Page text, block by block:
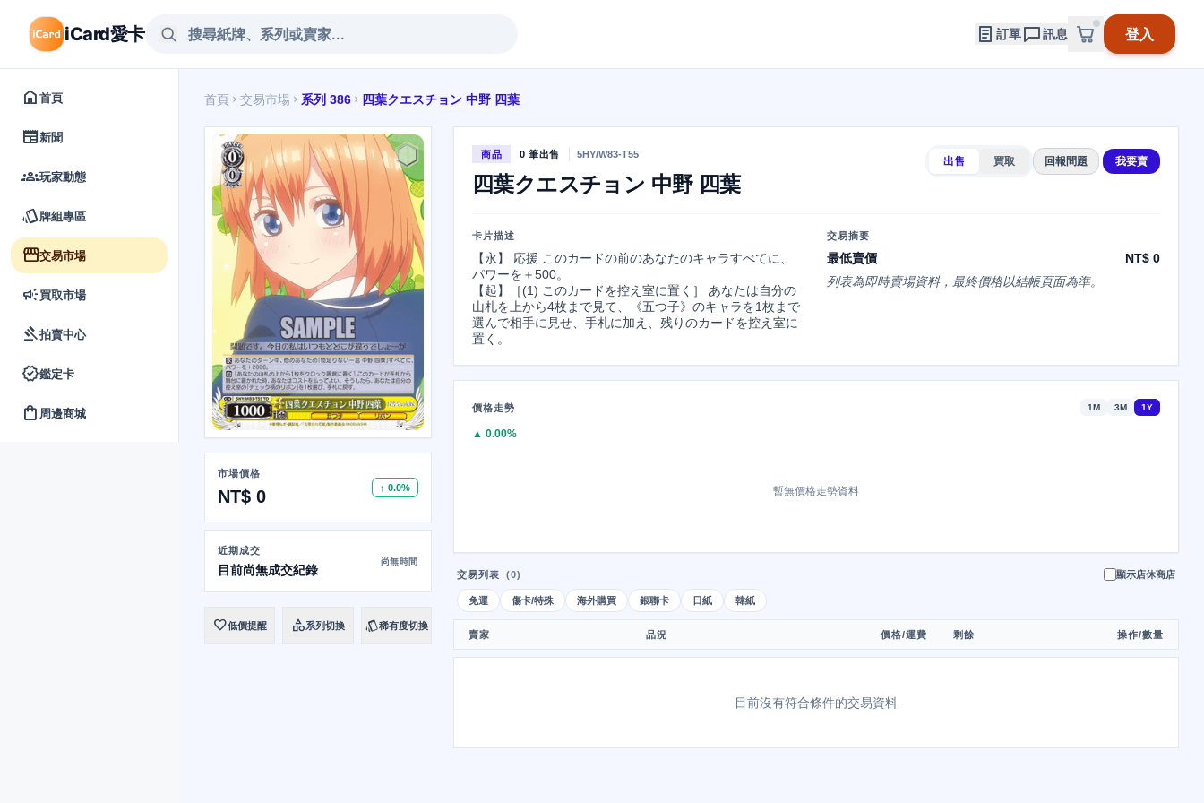
iCard愛卡 訂單 訊息 登入
home首頁
newspaper新聞
groups玩家動態
style牌組專區
storefront交易市場
campaign買取市場
gavel拍賣中心
verified鑑定卡
shopping_bag 周邊商城
首頁 chevron_right 交易市場 chevron_right 系列 386 chevron_right 四葉クエスチョン 中野 四葉
市場價格
NT$ 0 ↑ 0.0%
近期成交
目前尚無成交紀錄
尚無時間
favorite低價提醒 category系列切換 style稀有度切換
商品 0 筆出售 5HY/W83-T55
四葉クエスチョン 中野 四葉
出售 買取 回報問題 我要賣
卡片描述
【永】 応援 このカードの前のあなたのキャラすべてに、
パワーを＋500。
【起】［(1) このカードを控え室に置く］ あなたは自分の
山札を上から4枚まで見て、《五つ子》のキャラを1枚まで
選んで相手に見せ、手札に加え、残りのカードを控え室に
置く。
交易摘要
最低賣價
NT$ 0
列表為即時賣場資料，最終價格以結帳頁面為準。
價格走勢 1M 3M 1Y
▲ 0.00%
暫無價格走勢資料
交易列表 (0) 顯示店休商店
免運 傷卡/特殊 海外購買 銀聯卡 日紙 韓紙
賣家 品況 價格/運費 剩餘 操作/數量
目前沒有符合條件的交易資料